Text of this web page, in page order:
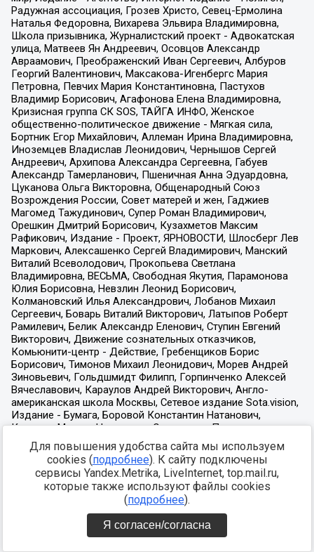
Для повышения удобства сайта мы используем
cookies (подробнее). К сайту подключены
сервисы Yandex.Metrika, LiveInternet, top.mail.ru,
которые также используют файлы cookies
(подробнее).
Я согласен/согласна